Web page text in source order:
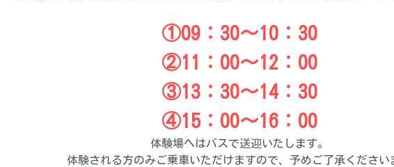
①09：30～10：30
②11：00～12：00
③13：30～14：30
④15：00～16：00
体験場へはバスで送迎いたします。
体験される方のみご乗車いただけますので、予めご了承ください